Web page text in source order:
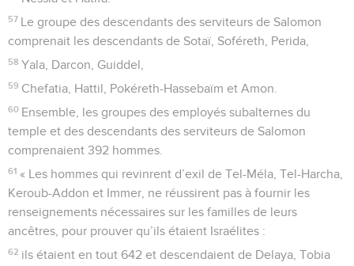
57 Le groupe des descendants des serviteurs de Salomon
comprenait les descendants de Sotaï, Soféreth, Perida,
58 Yala, Darcon, Guiddel,
59 Chefatia, Hattil, Pokéreth-Hassebaïm et Amon.
60 Ensemble, les groupes des employés subalternes du
temple et des descendants des serviteurs de Salomon
comprenaient 392 hommes.
61 « Les hommes qui revinrent d’exil de Tel-Méla, Tel-Harcha,
Keroub-Addon et Immer, ne réussirent pas à fournir les
renseignements nécessaires sur les familles de leurs
ancêtres, pour prouver qu’ils étaient Israélites :
62 ils étaient en tout 642 et descendaient de Delaya, Tobia